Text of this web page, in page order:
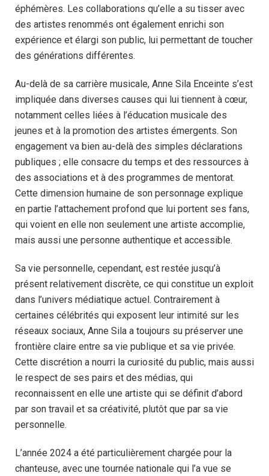
éphémères. Les collaborations qu’elle a su tisser avec
des artistes renommés ont également enrichi son
expérience et élargi son public, lui permettant de toucher
des générations différentes.
Au-delà de sa carrière musicale, Anne Sila Enceinte s’est
impliquée dans diverses causes qui lui tiennent à cœur,
notamment celles liées à l’éducation musicale des
jeunes et à la promotion des artistes émergents. Son
engagement va bien au-delà des simples déclarations
publiques ; elle consacre du temps et des ressources à
des associations et à des programmes de mentorat.
Cette dimension humaine de son personnage explique
en partie l’attachement profond que lui portent ses fans,
qui voient en elle non seulement une artiste accomplie,
mais aussi une personne authentique et accessible.
Sa vie personnelle, cependant, est restée jusqu’à
présent relativement discrète, ce qui constitue un exploit
dans l’univers médiatique actuel. Contrairement à
certaines célébrités qui exposent leur intimité sur les
réseaux sociaux, Anne Sila a toujours su préserver une
frontière claire entre sa vie publique et sa vie privée.
Cette discrétion a nourri la curiosité du public, mais aussi
le respect de ses pairs et des médias, qui
reconnaissent en elle une artiste qui se définit d’abord
par son travail et sa créativité, plutôt que par sa vie
personnelle.
L’année 2024 a été particulièrement chargée pour la
chanteuse, avec une tournée nationale qui l’a vue se